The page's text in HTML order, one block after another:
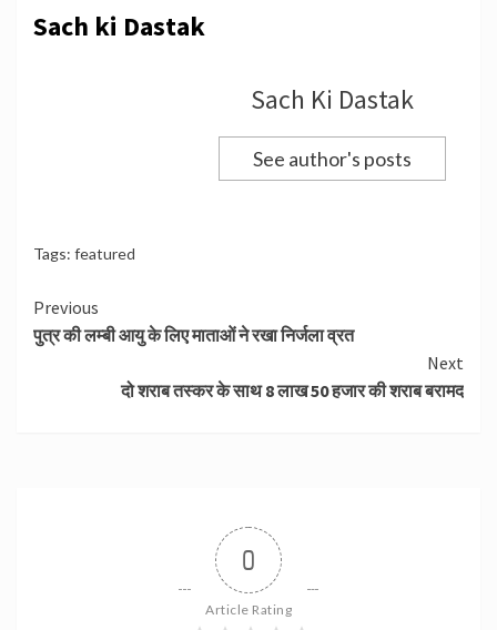
Sach ki Dastak
Sach Ki Dastak
See author's posts
Tags: featured
Continue
Reading
Previous
पुत्र की लम्बी आयु के लिए माताओं ने रखा निर्जला व्रत
Next
दो शराब तस्कर के साथ 8 लाख 50 हजार की शराब बरामद
0
Article Rating